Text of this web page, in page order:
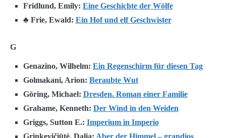
Fridlund, Emily: Eine Geschichte der Wölfe
♣ Frie, Ewald: Ein Hof und elf Geschwister
G
Genazino, Wilhelm: Ein Regenschirm für diesen Tag
Golmakani, Arion: Beraubte Wut
Göring, Michael: Dresden. Roman einer Familie
Grahame, Kenneth: Der Wind in den Weiden
Griggs, Sutton E.: Imperium in Imperio
Grinkevičiūtė, Dalia: Aber der Himmel – grandios